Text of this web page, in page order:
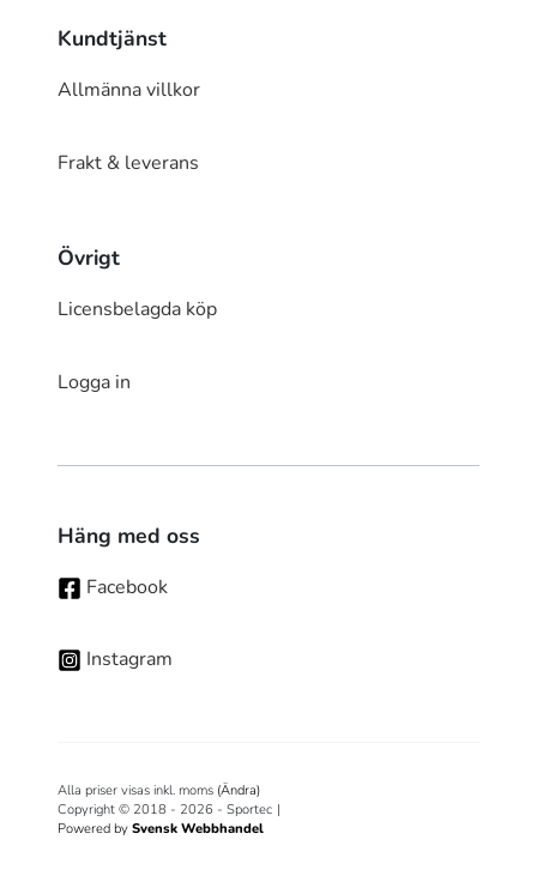
Kundtjänst
Allmänna villkor
Frakt & leverans
Övrigt
Licensbelagda köp
Logga in
Häng med oss
Facebook
Instagram
Alla priser visas inkl. moms (Ändra)
Copyright © 2018 - 2026 - Sportec |
Powered by Svensk Webbhandel